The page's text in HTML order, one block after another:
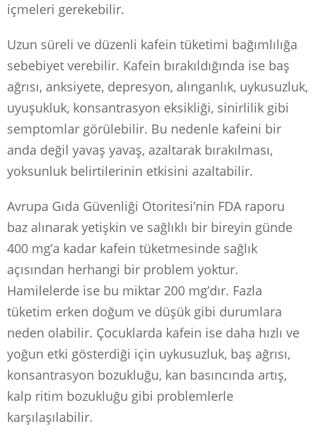
içmeleri gerekebilir.
Uzun süreli ve düzenli kafein tüketimi bağımlılığa
sebebiyet verebilir. Kafein bırakıldığında ise baş
ağrısı, anksiyete, depresyon, alınganlık, uykusuzluk,
uyuşukluk, konsantrasyon eksikliği, sinirlilik gibi
semptomlar görülebilir. Bu nedenle kafeini bir
anda değil yavaş yavaş, azaltarak bırakılması,
yoksunluk belirtilerinin etkisini azaltabilir.
Avrupa Gıda Güvenliği Otoritesi’nin FDA raporu
baz alınarak yetişkin ve sağlıklı bir bireyin günde
400 mg’a kadar kafein tüketmesinde sağlık
açısından herhangi bir problem yoktur.
Hamilelerde ise bu miktar 200 mg’dır. Fazla
tüketim erken doğum ve düşük gibi durumlara
neden olabilir. Çocuklarda kafein ise daha hızlı ve
yoğun etki gösterdiği için uykusuzluk, baş ağrısı,
konsantrasyon bozukluğu, kan basıncında artış,
kalp ritim bozukluğu gibi problemlerle
karşılaşılabilir.